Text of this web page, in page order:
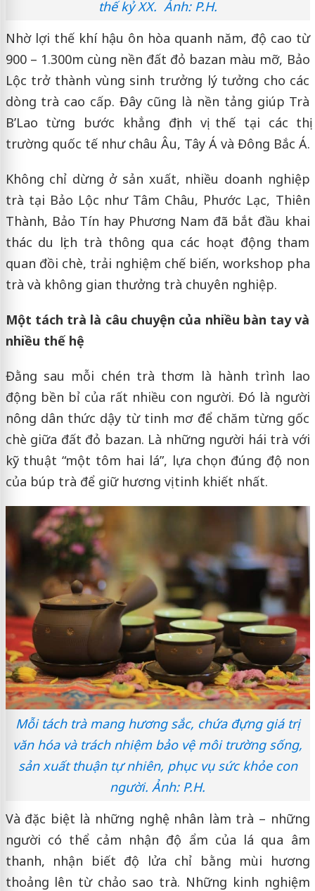
thế kỷ XX. Ảnh: P.H.
Nhờ lợi thế khí hậu ôn hòa quanh năm, độ cao từ
900 – 1.300m cùng nền đất đỏ bazan màu mỡ, Bảo
Lộc trở thành vùng sinh trưởng lý tưởng cho các
dòng trà cao cấp. Đây cũng là nền tảng giúp Trà
B’Lao từng bước khẳng định vị thế tại các thị
trường quốc tế như châu Âu, Tây Á và Đông Bắc Á.
Không chỉ dừng ở sản xuất, nhiều doanh nghiệp
trà tại Bảo Lộc như Tâm Châu, Phước Lạc, Thiên
Thành, Bảo Tín hay Phương Nam đã bắt đầu khai
thác du lịch trà thông qua các hoạt động tham
quan đồi chè, trải nghiệm chế biến, workshop pha
trà và không gian thưởng trà chuyên nghiệp.
Một tách trà là câu chuyện của nhiều bàn tay và
nhiều thế hệ
Đằng sau mỗi chén trà thơm là hành trình lao
động bền bỉ của rất nhiều con người. Đó là người
nông dân thức dậy từ tinh mơ để chăm từng gốc
chè giữa đất đỏ bazan. Là những người hái trà với
kỹ thuật “một tôm hai lá”, lựa chọn đúng độ non
của búp trà để giữ hương vị tinh khiết nhất.
Mỗi tách trà mang hương sắc, chứa đựng giá trị
văn hóa và trách nhiệm bảo vệ môi trường sống,
sản xuất thuận tự nhiên, phục vụ sức khỏe con
người. Ảnh: P.H.
Và đặc biệt là những nghệ nhân làm trà – những
người có thể cảm nhận độ ẩm của lá qua âm
thanh, nhận biết độ lửa chỉ bằng mùi hương
thoảng lên từ chảo sao trà. Những kinh nghiệm